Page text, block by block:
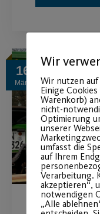
16
März
Wir
Wir nutzen
Einige
Warenkorb)
nicht-
Optimierung
unserer
umfasst die
auf Ihrem
Verarbeitung.
akzeptieren“,
notwendigen
„Alle